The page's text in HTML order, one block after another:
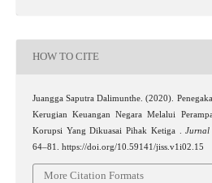
HOW TO CITE
Juangga Saputra Dalimunthe. (2020).
Kerugian Keuangan Negara Melalui
Korupsi Yang Dikuasai Pihak Ketiga .Jurnal
64–81. https://doi.org/10.59141/jiss.v1i02.15
More Citation Formats